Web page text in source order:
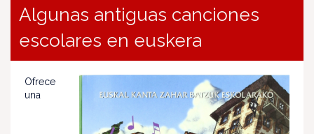
Algunas antiguas canciones
escolares en euskera
Ofrece
una